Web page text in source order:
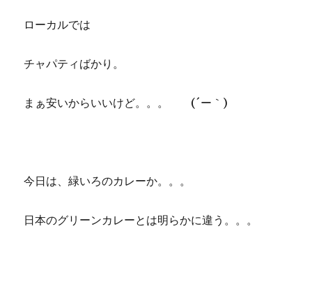
ローカルでは
チャパティばかり。
まぁ安いからいいけど。。。 (´ー｀)
今日は、緑いろのカレーか。。。
日本のグリーンカレーとは明らかに違う。。。